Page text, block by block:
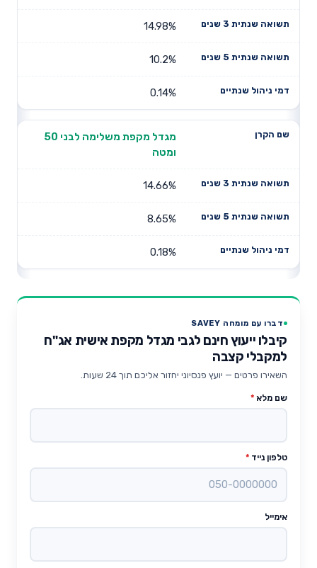
14.98%
10.2%
0.14%
מגדל מקפת משלימה לבני 50
ומטה
14.66%
8.65%
0.18%
דברו עם מומחה SAVEY
קיבלו ייעוץ חינם לגבי מגדל מקפת אישית אג"ח
למקבלי קצבה
השאירו פרטים — יועץ פנסיוני יחזור אליכם תוך 24 שעות.
שם מלא *
טלפון נייד *
אימייל